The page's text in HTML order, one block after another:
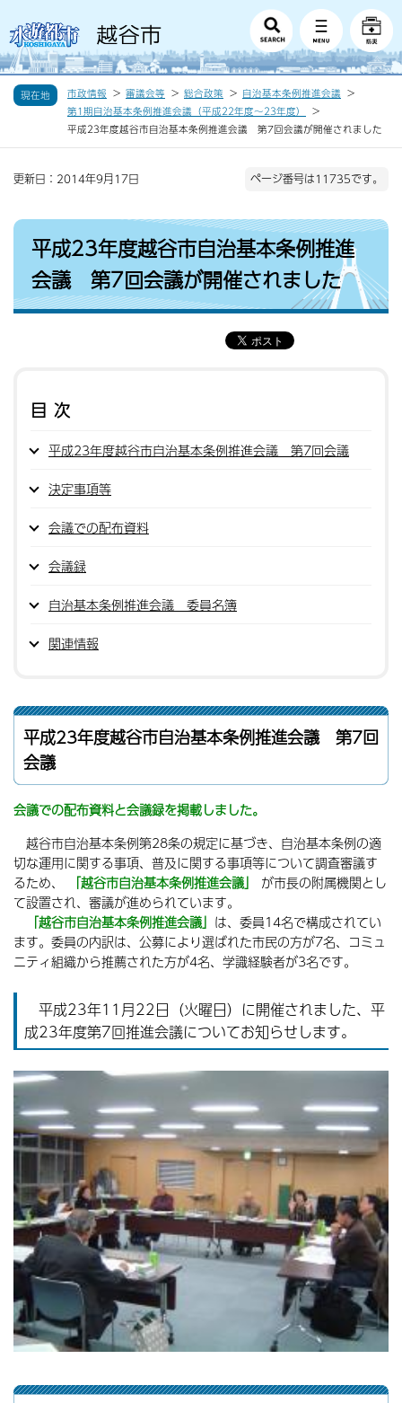
現在地 市政情報 審議会等 総合政策
自治基本条例推進会議
第1期自治基本条例推進会議（平成22年度〜23年度）
平成23年度越谷市自治基本条例推進会議 第7回会議が開催されました
更新日：2014年9月17日 ページ番号は11735です。
平成23年度越谷市自治基本条例推進
会議 第7回会議が開催されました
目次
平成23年度越谷市自治基本条例推進会議 第7回会議
決定事項等
会議での配布資料
会議録
自治基本条例推進会議 委員名簿
関連情報
平成23年度越谷市自治基本条例推進会議 第7回
会議
会議での配布資料と会議録を掲載しました。
越谷市自治基本条例第28条の規定に基づき、自治基本条例の適
切な運用に関する事項、普及に関する事項等について調査審議す
るため、
「越谷市自治基本条例推進会議」
が市長の附属機関とし
て設置され、審議が進められています。
「越谷市自治基本条例推進会議」 は、委員14名で構成されてい
ます。委員の内訳は、公募により選ばれた市民の方が7名、コミュ
ニティ組織から推薦された方が4名、学識経験者が3名です。
平成23年11月22日（火曜日）に開催されました、平
成23年度第7回推進会議についてお知らせします。